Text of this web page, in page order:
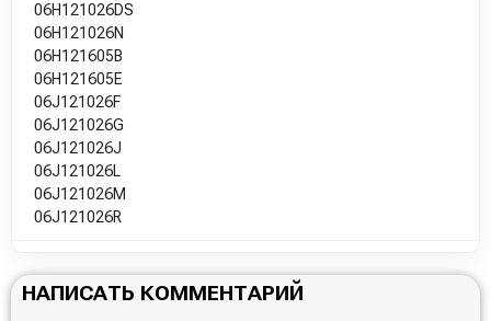
06H121026DS
06H121026N
06H121605B
06H121605E
06J121026F
06J121026G
06J121026J
06J121026L
06J121026M
06J121026R
НАПИСАТЬ КОММЕНТАРИЙ